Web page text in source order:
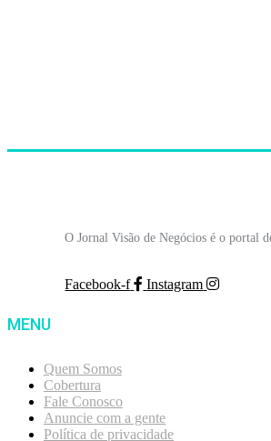
O Jornal Visão de Negócios é o portal
Facebook-f Instagram
MENU
Quem Somos
Cobertura
Fale Conosco
Anuncie com a gente
Política de privacidade